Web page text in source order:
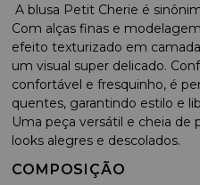
A blusa Petit Cherie é
Com alças finas e
efeito texturizado em
um visual super delicado.
confortável e fresquinho, é
quentes, garantindo estilo e
Uma peça versátil e cheia de
looks alegres e descolados.
COMPOSIÇÃO